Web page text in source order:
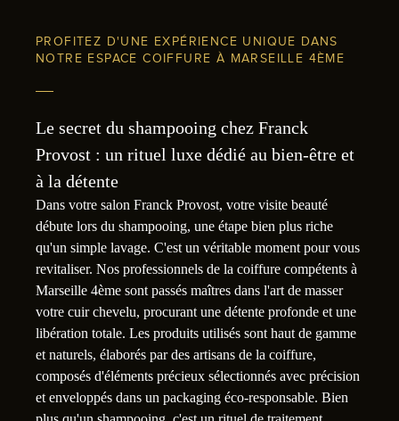
PROFITEZ D'UNE EXPÉRIENCE UNIQUE DANS
NOTRE ESPACE COIFFURE À MARSEILLE 4ÈME
Le secret du shampooing chez Franck
Provost : un rituel luxe dédié au bien-être et
à la détente
Dans votre salon Franck Provost, votre visite beauté
débute lors du shampooing, une étape bien plus riche
qu'un simple lavage. C'est un véritable moment pour vous
revitaliser. Nos professionnels de la coiffure compétents à
Marseille 4ème sont passés maîtres dans l'art de masser
votre cuir chevelu, procurant une détente profonde et une
libération totale. Les produits utilisés sont haut de gamme
et naturels, élaborés par des artisans de la coiffure,
composés d'éléments précieux sélectionnés avec précision
et enveloppés dans un packaging éco-responsable. Bien